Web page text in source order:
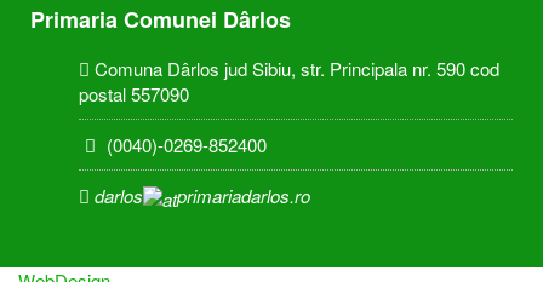
Primaria Comunei Dârlos
Comuna Dârlos jud Sibiu, str. Principala nr. 590 cod
postal 557090
(0040)-0269-852400
darlos
primariadarlos.ro